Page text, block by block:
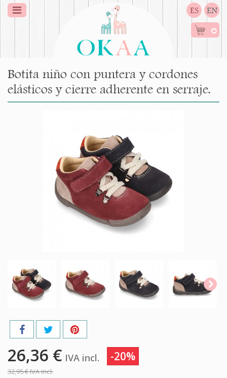
ES EN
0
Botita niño con puntera y cordones
elásticos y cierre adherente en serraje.
26,36 € IVA incl. -20%
32,95 €IVA incl.